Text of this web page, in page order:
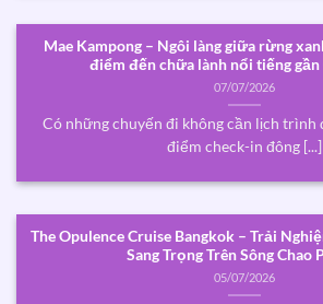
Mae Kampong – Ngôi làng giữa rừng
điểm đến chữa lành nổi tiếng gần
07/07/2026
Có những chuyến đi không cần lịch trình
điểm check-in đông [...]
The Opulence Cruise Bangkok – Trải
Sang Trọng Trên Sông Chao
05/07/2026